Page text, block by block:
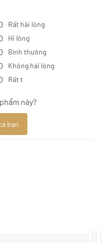
Rất hài lòng
Hi lòng
Bình thường
Không hài lòng
Rất t
này?
bạn